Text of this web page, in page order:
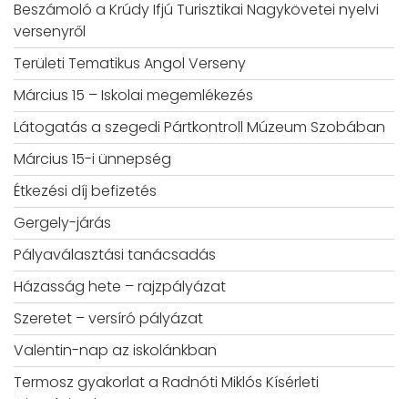
Beszámoló a Krúdy Ifjú Turisztikai Nagykövetei nyelvi
versenyről
Területi Tematikus Angol Verseny
Március 15 – Iskolai megemlékezés
Látogatás a szegedi Pártkontroll Múzeum Szobában
Március 15-i ünnepség
Étkezési díj befizetés
Gergely-járás
Pályaválasztási tanácsadás
Házasság hete – rajzpályázat
Szeretet – versíró pályázat
Valentin-nap az iskolánkban
Termosz gyakorlat a Radnóti Miklós Kísérleti